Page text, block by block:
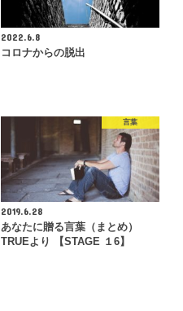
2022.6.8
コロナからの脱出
言葉
2019.6.28
あなたに贈る言葉（まとめ）
TRUEより 【STAGE １6】